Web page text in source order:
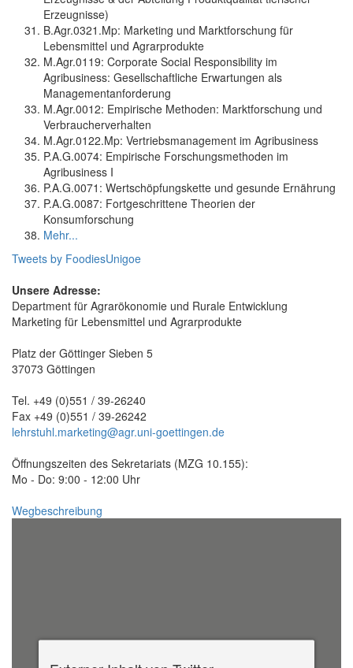
Erzeugnisse)
B.Agr.0321.Mp: Marketing und Marktforschung für
Lebensmittel und Agrarprodukte
M.Agr.0119: Corporate Social Responsibility im
Agribusiness: Gesellschaftliche Erwartungen als
Managementanforderung
M.Agr.0012: Empirische Methoden: Marktforschung und
Verbraucherverhalten
M.Agr.0122.Mp: Vertriebsmanagement im Agribusiness
P.A.G.0074: Empirische Forschungsmethoden im
Agribusiness I
P.A.G.0071: Wertschöpfungskette und gesunde Ernährung
P.A.G.0087: Fortgeschrittene Theorien der
Konsumforschung
Mehr...
Tweets by FoodiesUnigoe
Unsere Adresse:
Department für Agrarökonomie und Rurale Entwicklung
Marketing für Lebensmittel und Agrarprodukte
Platz der Göttinger Sieben 5
37073 Göttingen
Tel. +49 (0)551 / 39-26240
Fax +49 (0)551 / 39-26242
lehrstuhl.marketing@agr.uni-goettingen.de
Öffnungszeiten des Sekretariats (MZG 10.155):
Mo - Do: 9:00 - 12:00 Uhr
Wegbeschreibung